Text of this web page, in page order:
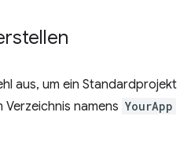
aus, um ein Standardprojekt
namens YourApp